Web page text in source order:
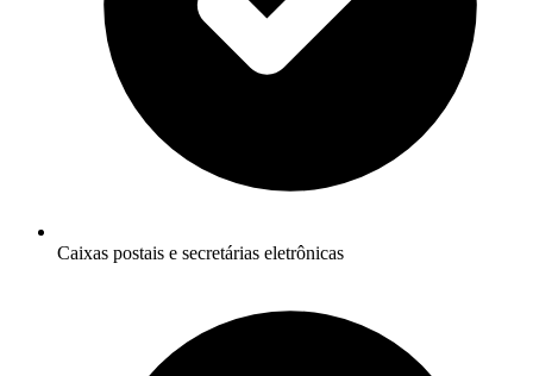
Caixas postais e secretárias eletrônicas